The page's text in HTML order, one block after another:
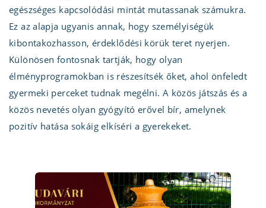
egészséges kapcsolódási mintát mutassanak számukra.
Ez az alapja ugyanis annak, hogy személyiségük
kibontakozhasson, érdeklődési körük teret nyerjen.
Különösen fontosnak tartják, hogy olyan
élményprogramokban is részesítsék őket, ahol önfeledt
gyermeki perceket tudnak megélni. A közös játszás és a
közös nevetés olyan gyógyító erővel bír, amelynek
pozitív hatása sokáig elkíséri a gyerekeket.